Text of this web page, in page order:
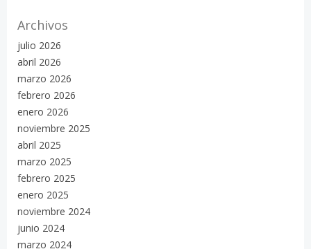
Archivos
julio 2026
abril 2026
marzo 2026
febrero 2026
enero 2026
noviembre 2025
abril 2025
marzo 2025
febrero 2025
enero 2025
noviembre 2024
junio 2024
marzo 2024